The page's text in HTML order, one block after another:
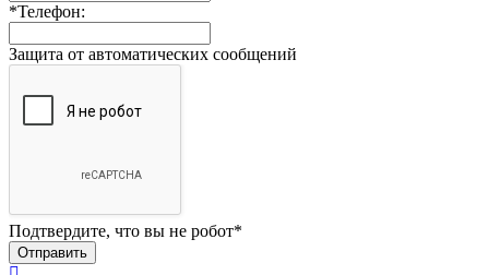
*Телефон:
Защита от автоматических сообщений
Подтвердите, что вы не робот*